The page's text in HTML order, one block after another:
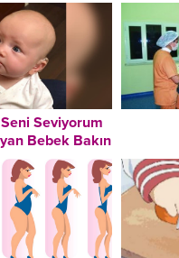
Seviyorum
Bebek Bakın